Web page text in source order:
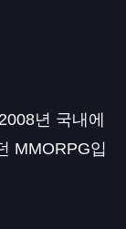
년 국내에
MMORPG입